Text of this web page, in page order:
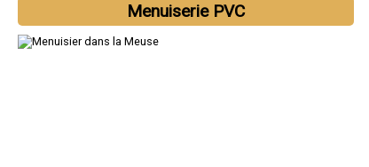
Menuiserie PVC